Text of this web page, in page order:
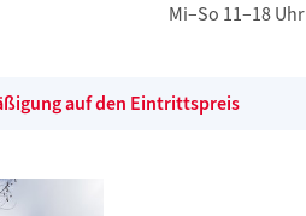
Mi–So 11–18 Uhr
auf den Eintrittspreis